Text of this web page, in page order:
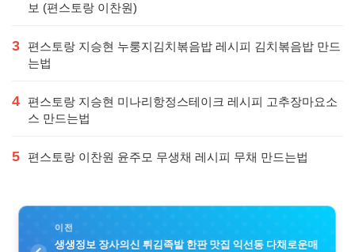
보 (편스토랑 이찬원)
3
편스토랑 지승현 누룽지김치볶음밥 레시피 김치볶음밥 만드
는법
4
편스토랑 지승현 미나리항정스테이크 레시피 고추장마요소
스 만드는법
5 편스토랑 이찬원 윤주모 무생채 레시피 무채 만드는법
이전
생생정보 장사의신 튀김족발 한판 맛집 익선동 다채로운매